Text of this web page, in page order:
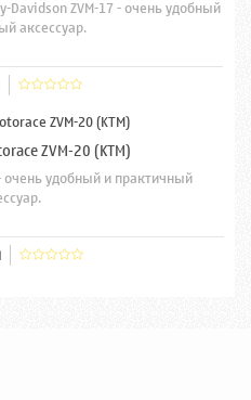
ZVM-17 - очень удобный
аксессуар.
ZVM-20 (KTM)
удобный и практичный